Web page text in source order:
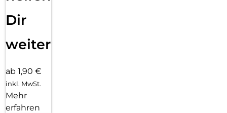
Dir
weiter
ab 1,90 €
inkl. MwSt.
Mehr
erfahren